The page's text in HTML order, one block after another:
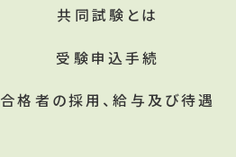
共同試験とは
受験申込手続
合格者の採用、給与及び待遇